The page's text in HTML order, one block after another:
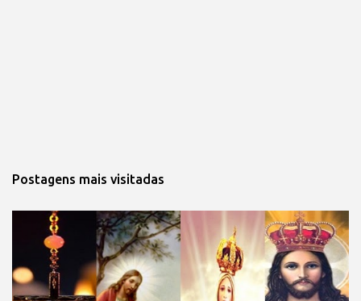
Postagens mais visitadas